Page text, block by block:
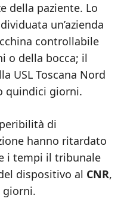
della paziente. Lo
un’azienda
controllabile
o della bocca; il
USL Toscana Nord
quindici giorni.
di
hanno ritardato
i tempi il tribunale
dispositivo al CNR,
giorni.